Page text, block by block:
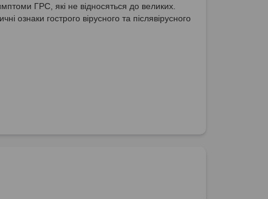
ГРС, які не відносяться до великих.
ознаки гострого вірусного та післявірусного